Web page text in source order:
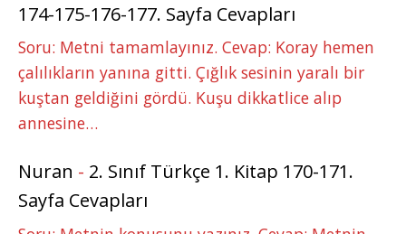
174-175-176-177. Sayfa Cevapları
Soru: Metni tamamlayınız. Cevap: Koray hemen
çalılıkların yanına gitti. Çığlık sesinin yaralı bir
kuştan geldiğini gördü. Kuşu dikkatlice alıp
annesine…
Nuran - 2. Sınıf Türkçe 1. Kitap 170-171.
Sayfa Cevapları